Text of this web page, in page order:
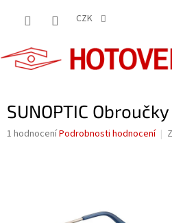
CZK
SUNOPTIC Obroučky
Průměrné
1 hodnoceníPodrobnosti hodnocení